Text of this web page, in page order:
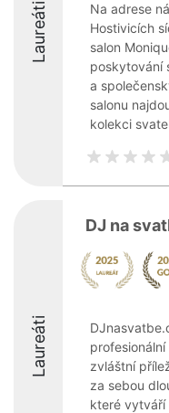
Laureáti
Na adrese
Hostivicích
salon
poskytování
a
salonu
kolekci
Laureáti
DJ na
zvláštní
za sebou
které vytváří